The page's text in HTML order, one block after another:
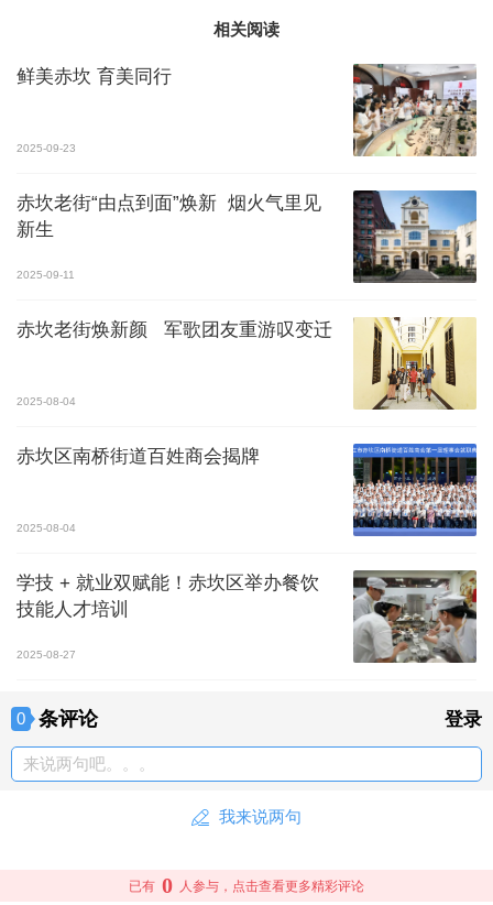
相关阅读
鲜美赤坎 育美同行
2025-09-23
赤坎老街“由点到面”焕新 烟火气里见
新生
2025-09-11
赤坎老街焕新颜 军歌团友重游叹变迁
2025-08-04
赤坎区南桥街道百姓商会揭牌
2025-08-04
学技 + 就业双赋能！赤坎区举办餐饮
技能人才培训
2025-08-27
0 条评论 登录
来说两句吧。。。
我来说两句
已有 0 人参与，点击查看更多精彩评论